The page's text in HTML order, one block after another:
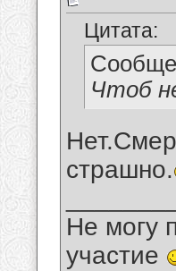
Цитата:
Чтоб
страшно.
Не могу
участие